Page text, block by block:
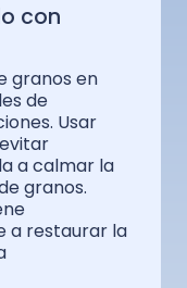
con
granos en
de
Usar
a calmar la
granos.
a restaurar la